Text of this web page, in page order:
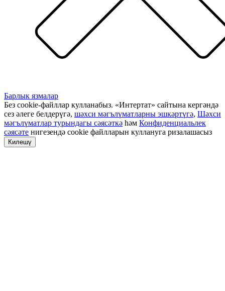
Барлык язмалар
Без cookie-файллар кулланабыз. «Интертат» сайтына кергәндә
сез әлеге белдерүгә, шәхси мәгълүматларны эшкәртүгә, Шәхси
мәгълүматлар турындагы сәясәткә һәм Конфиденциальлек
сәясәте нигезендә cookie файлларын куллануга ризалашасыз
Килешү